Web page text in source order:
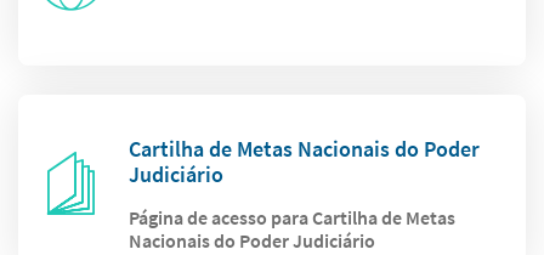
Cartilha de Metas Nacionais do Poder
Judiciário
Página de acesso para Cartilha de Metas
Nacionais do Poder Judiciário